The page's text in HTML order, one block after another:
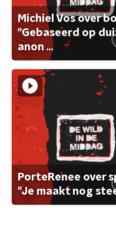
Michiel Vos over
"Gebaseerd op
anon ...
PorteRenee over
"Je maakt nog